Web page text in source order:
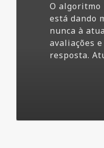
O algoritmo
está dando
nunca à
avaliações
resposta.